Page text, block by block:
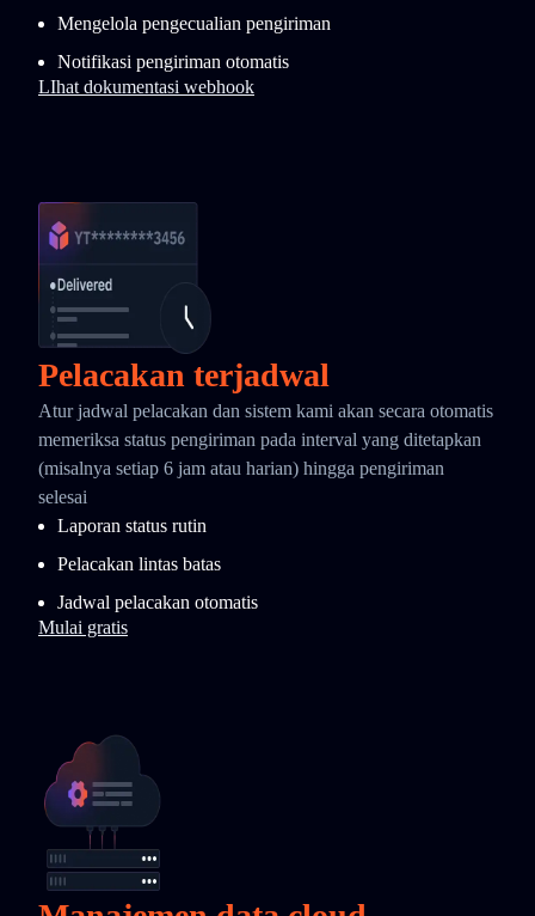
Mengelola pengecualian pengiriman
Notifikasi pengiriman otomatis
LIhat dokumentasi webhook
Pelacakan terjadwal
Atur jadwal pelacakan dan sistem kami akan secara otomatis
memeriksa status pengiriman pada interval yang ditetapkan
(misalnya setiap 6 jam atau harian) hingga pengiriman
selesai
Laporan status rutin
Pelacakan lintas batas
Jadwal pelacakan otomatis
Mulai gratis